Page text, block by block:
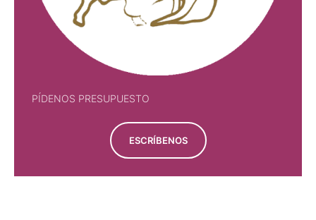
PÍDENOS PRESUPUESTO
ESCRÍBENOS